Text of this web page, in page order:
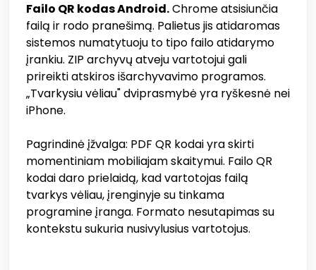
Failo QR kodas Android.Chrome atsisiunčia
failą ir rodo pranešimą. Palietus jis atidaromas
sistemos numatytuoju to tipo failo atidarymo
įrankiu. ZIP archyvų atveju vartotojui gali
prireikti atskiros išarchyvavimo programos.
„Tvarkysiu vėliau" dviprasmybė yra ryškesnė nei
iPhone.
Pagrindinė įžvalga: PDF QR kodai yra skirti
momentiniam mobiliajam skaitymui. Failo QR
kodai daro prielaidą, kad vartotojas failą
tvarkys vėliau, įrenginyje su tinkama
programine įranga. Formato nesutapimas su
kontekstu sukuria nusivylusius vartotojus.